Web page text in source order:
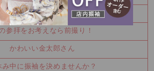
振袖を決めるなら今！
参拝をお考えなら前撮り！
かわいい金太郎さん
み中に振袖を決めませんか？